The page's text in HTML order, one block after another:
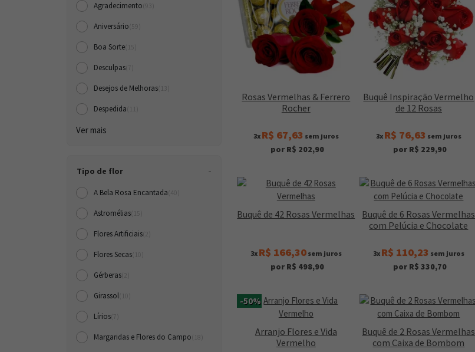
Agradecimento
Aniversário
Boa Sorte
Desculpas
Desejos de Melhoras
Despedida
Ver mais
Tipo de flor
A Bela Rosa Encantada
Astromélias
Flores Artificiais
Flores Secas
Gérberas
Girassol
Lírios
Margaridas e Flores do Campo
Rosas Vermelhas & Ferrero
Rocher
3x R$ 67,63 sem juros
por R$ 202,90
Buquê Inspiração Vermelho
de 12 Rosas
3x R$ 76,63 sem juros
por R$ 229,90
Buquê de 42 Rosas Vermelhas
3x R$ 166,30sem juros
por R$ 498,90
Buquê de 6 Rosas Vermelhas
com Pelúcia e Chocolate
3x R$ 110,23 sem juros
por R$ 330,70
-50%
Arranjo Flores e Vida
Vermelho
Buquê de 2 Rosas Vermelhas
com Caixa de Bombom